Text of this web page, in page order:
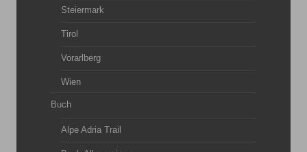
Steiermark
Tirol
Vorarlberg
Wien
Buch
Alpe Adria Trail